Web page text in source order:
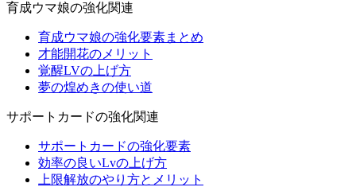
育成ウマ娘の強化関連
育成ウマ娘の強化要素まとめ
才能開花のメリット
覚醒LVの上げ方
夢の煌めきの使い道
サポートカードの強化関連
サポートカードの強化要素
効率の良いLvの上げ方
上限解放のやり方とメリット